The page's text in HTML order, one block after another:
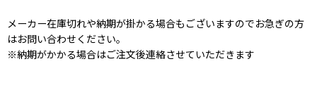
メーカー在庫切れや納期が掛かる場合もございますのでお急ぎの方
はお問い合わせください。
※納期がかかる場合はご注文後連絡させていただきます